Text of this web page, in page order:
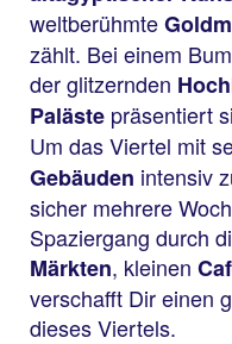
weltberühmte
zählt. Bei einem
der glitzernden
Paläste präsentiert
Um das Viertel mit
Gebäuden intensiv
sicher mehrere
Spaziergang durch
Märkten, kleinen
verschafft Dir einen
dieses Viertels.